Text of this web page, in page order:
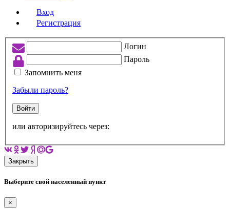
Вход
Регистрация
Логин
Пароль
Запомнить меня
Забыли пароль?
Войти
или авторизируйтесь через:
Закрыть
Выберите свой населенный пункт
×